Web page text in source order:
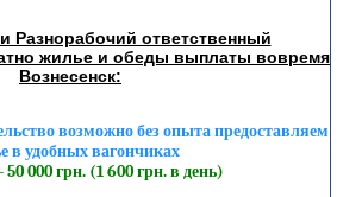
Разнорабочий ответственный
жилье и обеды выплаты вовремя
Вознесенск:
возможно без опыта предоставляем
в удобных вагончиках
000 грн. (1 600 грн. в день)